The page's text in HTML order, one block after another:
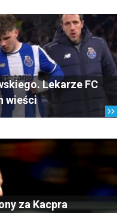
Lekarze FC
wieści
za Kacpra